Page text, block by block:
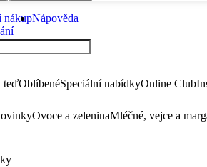
nákupNápověda
teďOblíbenéSpeciální nabídkyOnline Club
Ovoce a zeleninaMléčné, vejce a